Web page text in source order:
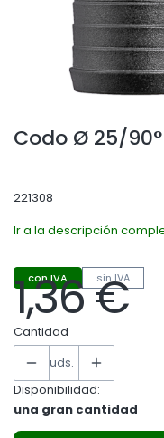
Codo Ø 25/90°
221308
Ir a la descripción
con IVA sin IVA
Precio
1,36 €
Cantidad
uds.
Disponibilidad:
una gran cantidad